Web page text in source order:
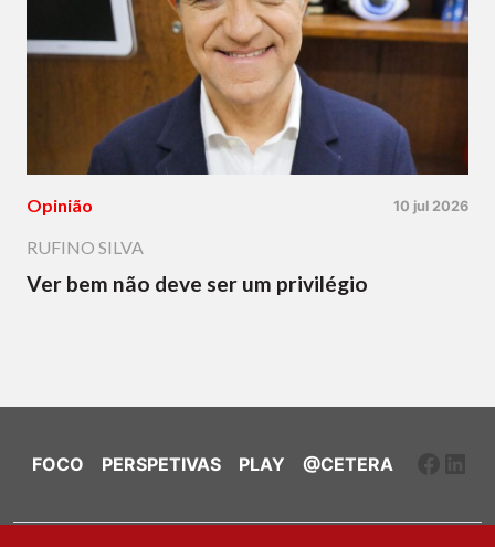
Opinião 10 jul 2026
RUFINO SILVA
Ver bem não deve ser um privilégio
FOCO PERSPETIVAS PLAY @CETERA